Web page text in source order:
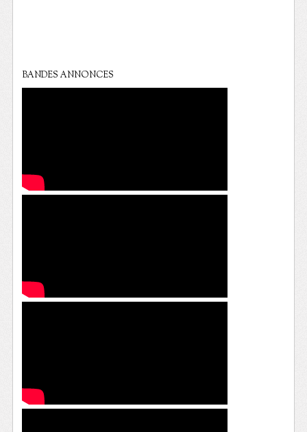
BANDES ANNONCES